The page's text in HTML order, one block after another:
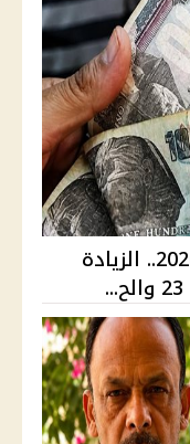
موعد صرف مرتبات أغسطس 2026.. الزيادة